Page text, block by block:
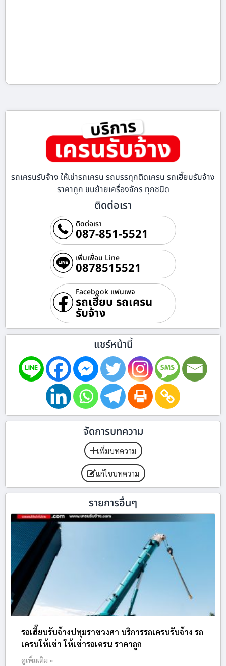
รถเครนรับจ้าง ให้เช่ารถเครน รถบรรทุกติดเครน รถเฮี๊ยบรับจ้าง
ราคาถูก ขนย้ายเครื่องจักร ทุกชนิด
ติดต่อเรา
ติดต่อเรา
087-851-5521
เพิ่มเพื่อน Line
0878515521
Facebook แฟนเพจ
รถเฮี๊ยบ รถเครน
รับจ้าง
แชร์หน้านี้
จัดการบทความ
เพิ่มบทความ
แก้ไขบทความ
รายการอื่นๆ
รถเฮี๊ยบรับจ้างปทุมราชวงศา บริการรถเครนรับจ้าง รถ
เครนให้เช่า ให้เช่ารถเครน ราคาถูก
ดูเพิ่มเติม »